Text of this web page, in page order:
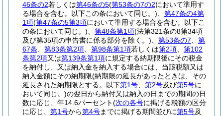
46条の2若しくは第46条の5(第53条の7の2において準用す
る場合を含む。以下この条において同じ。)
第47条の4第
1項(第47条の5第3項において準用する場合を含む。以下こ
の条において同じ。)
第48条第1項(法第321条の8第34項
及び第35項の申告書に係る部分を除く。)
第53条の7
第
67条
第83条第2項 第98条第1項若しくは第2項
第102
条第2項又は第139条第1項に規定する納期限後にその税金
を納付し、又は納入金を納入する場合には、当該税額又は
納入金額にその納期限(納期限の延長があったときは、その
延長された納期限とする。以下第1号 第2号及び第5号に
おいて同じ。)の翌日から納付又は納入の日までの期間の日
数に応じ、年14.6パーセント(次の各号に掲げる税額の区分
に応じ、 第1号から第4号までに掲げる期間並びに第5号及